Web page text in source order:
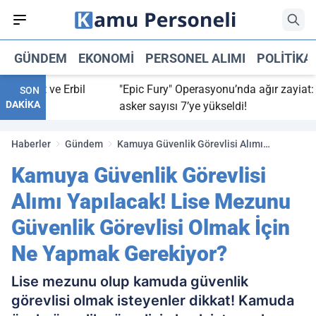
GÜNDEM EKONOMI PERSONEL ALIMI POLITIKA
SON
DAKİKA
ve Erbil
"Epic Fury" Operasyonu’nda ağır zayiat:
asker sayısı 7’ye yükseldi!
Haberler Gündem
Kamuya Güvenlik Görevlisi Alımı
Görevlisi Olmak İçin Ne Yapmak
Gerekiyor?
Kamuya Güvenlik Görevlisi
Alımı Yapılacak! Lise Mezunu
Güvenlik Görevlisi Olmak İçin
Ne Yapmak Gerekiyor?
Lise mezunu olup kamuda güvenlik
görevlisi olmak isteyenler dikkat! Kamuda